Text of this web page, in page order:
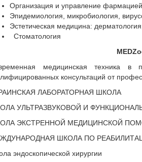
Организация и управление
Эпидемиология, микробиология,
Эстетическая медицина:
Стоматология
медицинская техника в
консультаций от
ЛАБОРАТОРНАЯ ШКОЛА
УЛЬТРАЗВУКОВОЙ И
ЭКСТРЕННОЙ МЕДИЦИНСКОЙ
ШКОЛА ПО
эндоскопической хирургии